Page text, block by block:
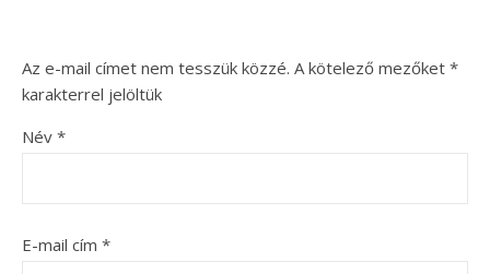
Az e-mail címet nem tesszük közzé. A kötelező mezőket *
karakterrel jelöltük
Név *
E-mail cím *